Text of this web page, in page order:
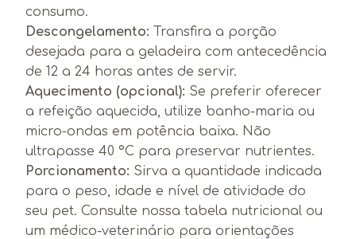
consumo.
Descongelamento: Transfira a porção
desejada para a geladeira com antecedência
de 12 a 24 horas antes de servir.
Aquecimento (opcional): Se preferir oferecer
a refeição aquecida, utilize banho-maria ou
micro-ondas em potência baixa. Não
ultrapasse 40 °C para preservar nutrientes.
Porcionamento: Sirva a quantidade indicada
para o peso, idade e nível de atividade do
seu pet. Consulte nossa tabela nutricional ou
um médico-veterinário para orientações